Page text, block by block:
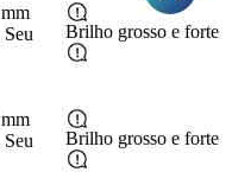
Brilho grosso e forte
Brilho grosso e forte